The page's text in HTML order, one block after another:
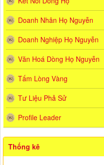
Doanh Nhân Họ Nguyễn
Doanh Nghiệp Họ Nguyễn
Văn Hoá Dòng Họ Nguyễn
Tấm Lòng Vàng
Tư Liệu Phả Sử
Profile Leader
Thống kê